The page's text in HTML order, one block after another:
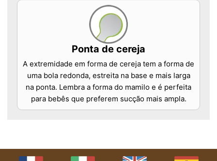
Ponta de cereja
A extremidade em forma de cereja tem a forma de
uma bola redonda, estreita na base e mais larga
na ponta. Lembra a forma do mamilo e é perfeita
para bebês que preferem sucção mais ampla.